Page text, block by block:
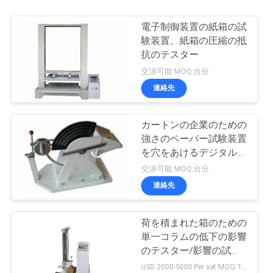
電子制御装置の紙箱の試
験装置、紙箱の圧縮の抵
抗のテスター
交渉可能 MOQ:台分
連絡先
カートンの企業のための
強さのペーパー試験装置
を穴をあけるデジタル
タイプ ボール紙
交渉可能 MOQ:台分
連絡先
荷を積まれた箱のための
単一コラムの低下の影響
のテスター/影響の試験
機
USD 2000-5000 Per set MOQ:1 セット